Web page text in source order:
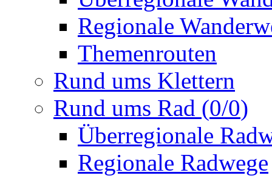
Regionale
Themenrouten
Rund ums Klettern
Rund ums Rad (0/0)
Überregionale
Regionale Radwege